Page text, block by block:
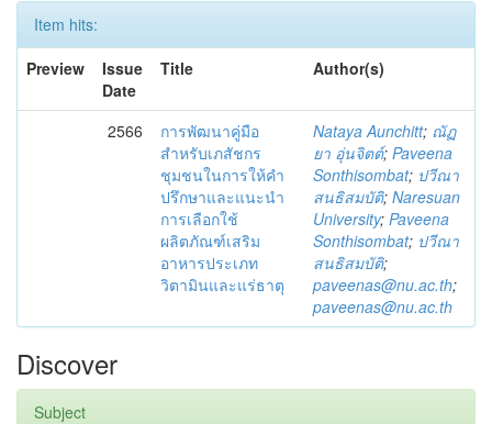
Item hits:
Preview
Issue
Date
Title Author(s)
2566
การพัฒนาคู่มือ
สำหรับเภสัชกร
ชุมชนในการให้คำ
ปรึกษาและแนะนำ
การเลือกใช้
ผลิตภัณฑ์เสริม
อาหารประเภท
วิตามินและแร่ธาตุ
Nataya Aunchitt; ณัฏ
ยา อุ่นจิตต์; Paveena
Sonthisombat; ปวีณา
สนธิสมบัติ; Naresuan
University; Paveena
Sonthisombat; ปวีณา
สนธิสมบัติ;
paveenas@nu.ac.th;
paveenas@nu.ac.th
Discover
Subject